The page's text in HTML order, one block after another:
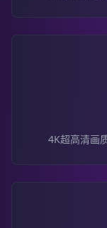
4K超高清画